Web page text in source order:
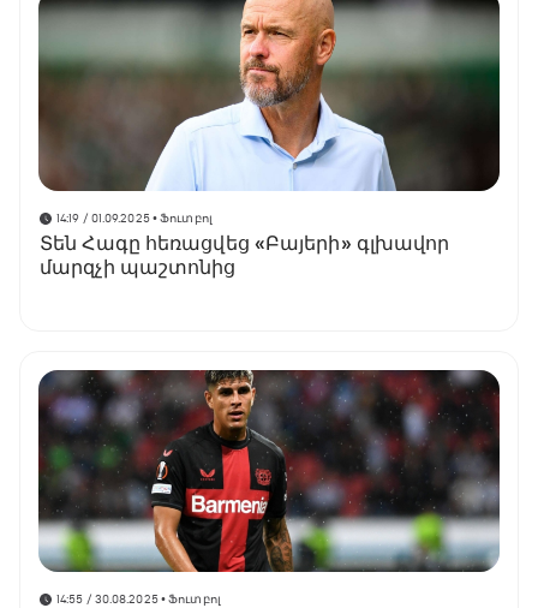
14:19 / 01.09.2025• Ֆուտբոլ
Տեն Հագը հեռացվեց «Բայերի» գլխավոր
մարզչի պաշտոնից
14:55 / 30.08.2025• Ֆուտբոլ